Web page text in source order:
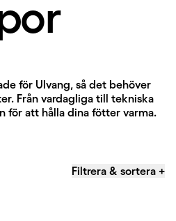
för Ulvang, så det behöver
Från vardagliga till tekniska
för att hålla dina fötter varma.
Filtrera & sortera +